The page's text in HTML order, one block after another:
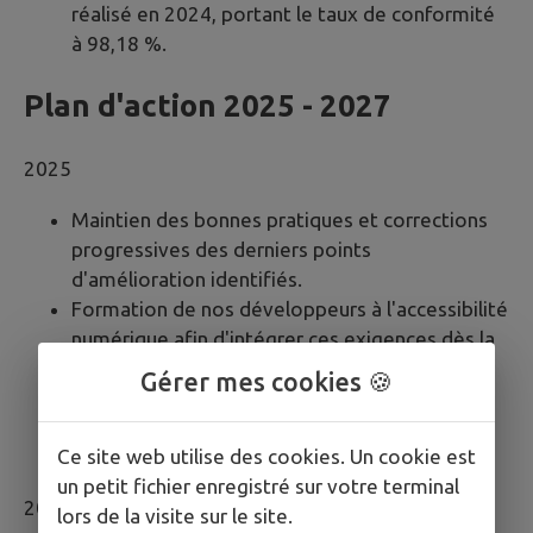
réalisé en 2024, portant le taux de conformité
à 98,18 %.
Plan d'action 2025 - 2027
2025
Maintien des bonnes pratiques et corrections
progressives des derniers points
d'amélioration identifiés.
Formation de nos développeurs à l'accessibilité
numérique afin d'intégrer ces exigences dès la
conception des sites.
Accompagnement des mairies dans leur
compréhension et leur mise en conformité
avec les réglementations en vigueur.
2026
Gérer mes cookies 🍪
Ce site web utilise des cookies. Un cookie est
un petit fichier enregistré sur votre terminal
lors de la visite sur le site.